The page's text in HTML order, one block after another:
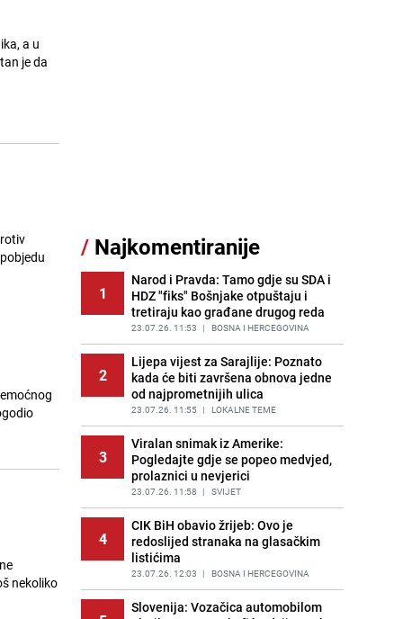
a u
je da
nekoliko
11
naselju Vraca? Policija zaprimila
dojavu, izašli na teren
PRIJE 2 DANA | CRNA HRONIKA
Znate li šta Dino Merlin pojede prije
izlaska na scenu? Njegov ritual
iznenadio mnoge
PRIJE 1 DAN | SHOWBIZ
Nastavak provokacija: MUP RS
oduzeo zastavu s ljiljanima i
sankcionisao vozača iz Bosanskog
Novog
PRIJE 1 DAN | BOSNA I HERCEGOVINA
14
Kako izgleda travnjak stadiona
Koševo nakon tri koncerta Dine
Merlina
PRIJE 2 DANA | FOTO
15
Pojavili su vam se mravi u kući? Bez
brige, ovo su najbolji načini da ih se
riješite
/ Najkomentiranije
1
Narod i Pravda: Tamo gdje su SDA i
HDZ "fiks" Bošnjake otpuštaju i
tretiraju kao građane drugog reda
23.07.26. 11:53 | BOSNA I HERCEGOVINA
2
Lijepa vijest za Sarajlije: Poznato
kada će biti završena obnova jedne
od najprometnijih ulica
23.07.26. 11:55 | LOKALNE TEME
3
Viralan snimak iz Amerike:
Pogledajte gdje se popeo medvjed,
prolaznici u nevjerici
23.07.26. 11:58 | SVIJET
4
CIK BiH obavio žrijeb: Ovo je
redoslijed stranaka na glasačkim
listićima
23.07.26. 12:03 | BOSNA I HERCEGOVINA
Slovenija: Vozačica automobilom